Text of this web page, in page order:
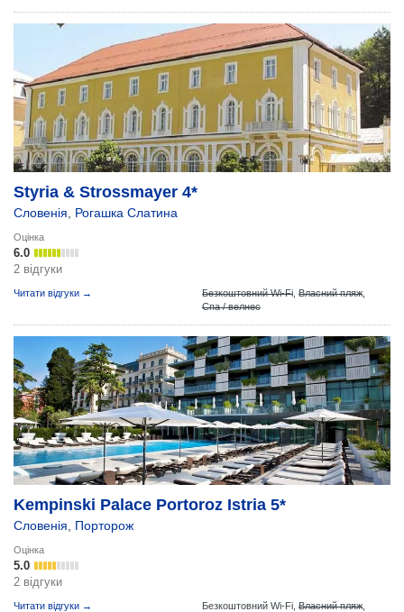
Styria & Strossmayer 4*
Словенія Рогашка Слатина
Оцінка
6.0
2 відгуки
Читати відгуки → Безкоштовний Wi-Fi Власний пляж
Спа / велнес
Kempinski Palace Portoroz Istria 5*
Словенія Порторож
Оцінка
5.0
2 відгуки
Читати відгуки → Безкоштовний Wi-Fi, Власний пляж